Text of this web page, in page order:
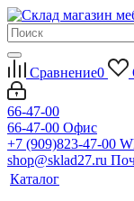
Сравнение0
66-47-00
66-47-00 Офис
+7 (909)823-47-00
shop@sklad27.ru
Каталог